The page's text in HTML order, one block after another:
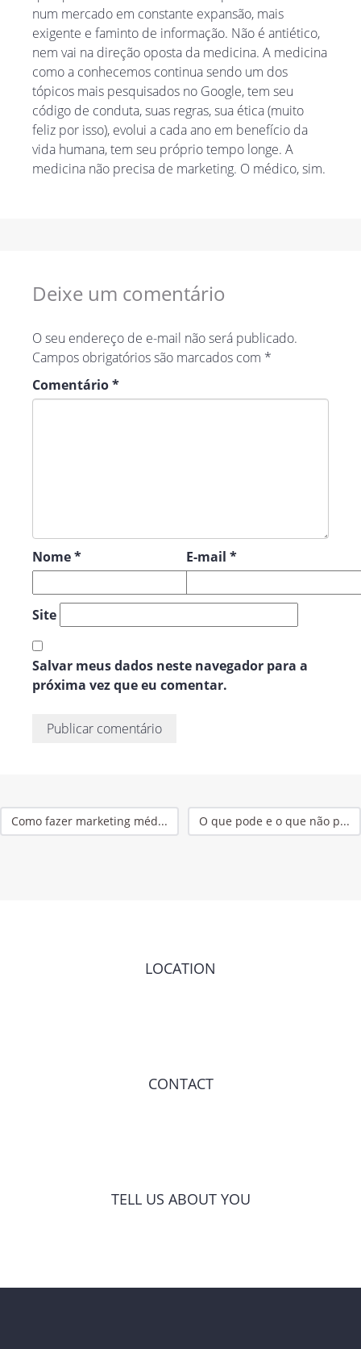
num mercado em constante expansão, mais
exigente e faminto de informação. Não é antiético,
nem vai na direção oposta da medicina. A medicina
como a conhecemos continua sendo um dos
tópicos mais pesquisados ​​no Google, tem seu
código de conduta, suas regras, sua ética (muito
feliz por isso), evolui a cada ano em benefício da
vida humana, tem seu próprio tempo longe. A
medicina não precisa de marketing. O médico, sim.
Deixe um comentário
O seu endereço de e-mail não será publicado.
Campos obrigatórios são marcados com *
Comentário*
Nome* E-mail*
Site
Salvar meus dados neste navegador para a
próxima vez que eu comentar.
Como fazer marketing méd... O que pode e o que não p...
LOCATION
CONTACT
TELL US ABOUT YOU